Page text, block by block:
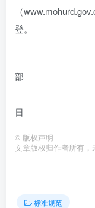
（
登。
住
部
日
© 版权声明
文章版权归作者所有，
标准规范